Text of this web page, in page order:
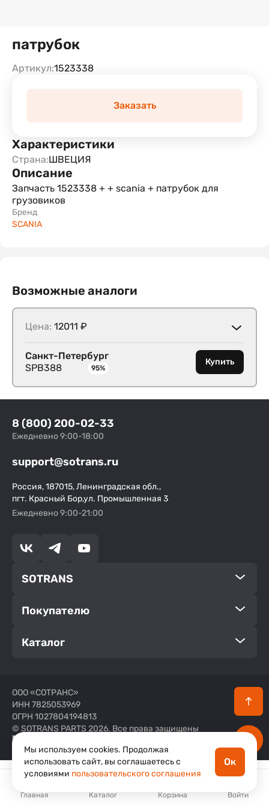
8 (800) 200-02-33
support@sotrans.ru
патрубок
Артикул:1523338
Заказать
Характеристики
Страна:ШВЕЦИЯ
Описание
Запчасть 1523338 + + scania + патрубок для
грузовиков
Бренд
SCANIA
Возможные аналоги
Цена: 12011 ₽
Санкт-Петербург
SPB388
95%
Купить
Главная Каталог Корзина Войти
8 (800) 200-02-33
Ежедневно 9:00-18:00
support@sotrans.ru
Россия, 187015, Ленинградская обл.,
пгт. Красный Бор,ул. Промышленная 3
Ежедневно 9:00-21:00
SOTRANS
Покупателю
Каталог
ООО «СОТРАНС»
ИНН 7825053969
ОГРН 1027804194813
© SOTRANS PARTS 2026. Все права защищены
Мы используем cookies. Продолжая
использовать сайт, вы соглашаетесь с
условиями пользовательского соглашения
Ок